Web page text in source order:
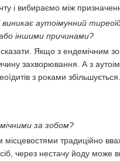
і вибираємо між
аутоімунний
іншими причинами?
Якщо з ендемічним
захворювання. А з
з роками збільшується.
за зобом?
традиційно
через нестачу йоду